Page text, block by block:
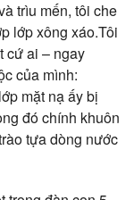
trìu mến, tôi che
lớp xông xáo.Tôi
cứ ai – ngay
của mình:
mặt nạ ấy bị
đó chính khuôn
tựa dòng nước